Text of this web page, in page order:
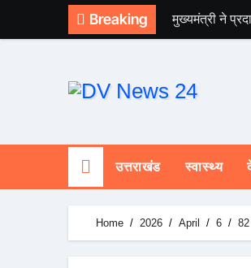
Breaking मुख्यमंत्री ने
उत्तराखंड स्वास्थ्य
Home 2026 April 6 82